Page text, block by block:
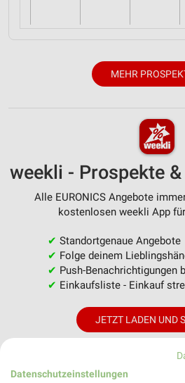
MEHR
weekli - Prospekte
Alle EURONICS Angebote
kostenlosen weekli App
✔ Standortgenaue Angebote
✔ Folge deinem
✔ Push-Benachrichtigungen
✔ Einkaufsliste - Einkauf
JETZT LADEN UND
Datenschutzeinstellungen